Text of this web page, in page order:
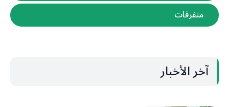
متفرقات
آخر الأخبار